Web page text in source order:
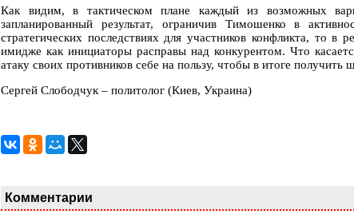
Как видим, в тактическом плане каждый из возможных
запланированный результат, ограничив Тимошенко в
стратегических последствиях для участников конфликта, то в
имидже как инициаторы расправы над конкурентом. Что
атаку своих противников себе на пользу, чтобы в итоге
Сергей Слободчук – политолог (Киев, Украина)
Комментарии